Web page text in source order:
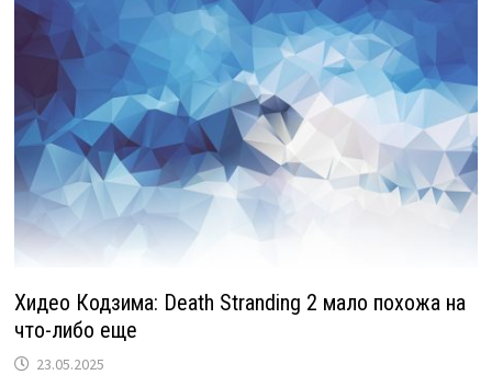
Хидео Кодзима: Death Stranding 2 мало похожа на
что-либо еще
23.05.2025